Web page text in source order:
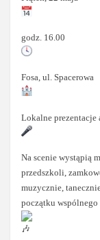
godz. 16.00
Fosa, ul. Spacerowa
Lokalne prezentacje
Na scenie wystąpią
przedszkoli,
muzycznie,
początku